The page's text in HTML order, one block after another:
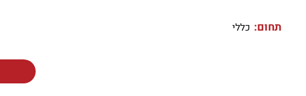
תחום: כללי